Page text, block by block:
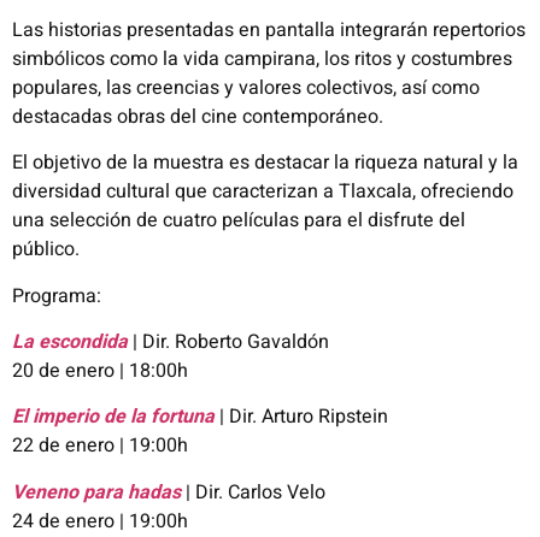
Las historias presentadas en pantalla integrarán repertorios
simbólicos como la vida campirana, los ritos ycostumbres
populares, las creencias y valores colectivos, así como
destacadas obras del cine contemporáneo.
El objetivo de la muestra es destacar la riqueza natural y la
diversidad cultural que caracterizan a Tlaxcala,ofreciendo
una selección de cuatro películas para el disfrute del
público.
Programa:
La escondida​| Dir. Roberto Gavaldón
20 de enero | 18:00h
El imperio de la fortuna| Dir. Arturo Ripstein
22 de enero | 19:00h
Veneno para hadas ​| Dir. Carlos Velo
24 de enero | 19:00h